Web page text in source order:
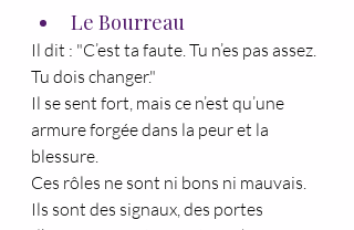
Le Bourreau
Il dit : "C’est ta faute. Tu n’es pas assez.
Tu dois changer."
Il se sent fort, mais ce n’est qu’une
armure forgée dans la peur et la
blessure.
Ces rôles ne sont ni bons ni mauvais.
Ils sont des signaux, des portes